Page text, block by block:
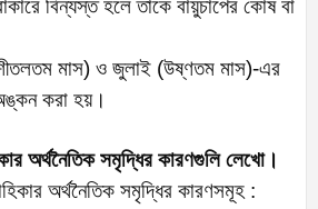
বিন্যস্ত হলে তাকে বায়ুচাপের কোষ বা
মাস) ও জুলাই (উষ্ণতম মাস)-এর
করা হয়।
অর্থনৈতিক সমৃদ্ধির কারণগুলি লেখো।
অর্থনৈতিক সমৃদ্ধির কারণসমূহ :